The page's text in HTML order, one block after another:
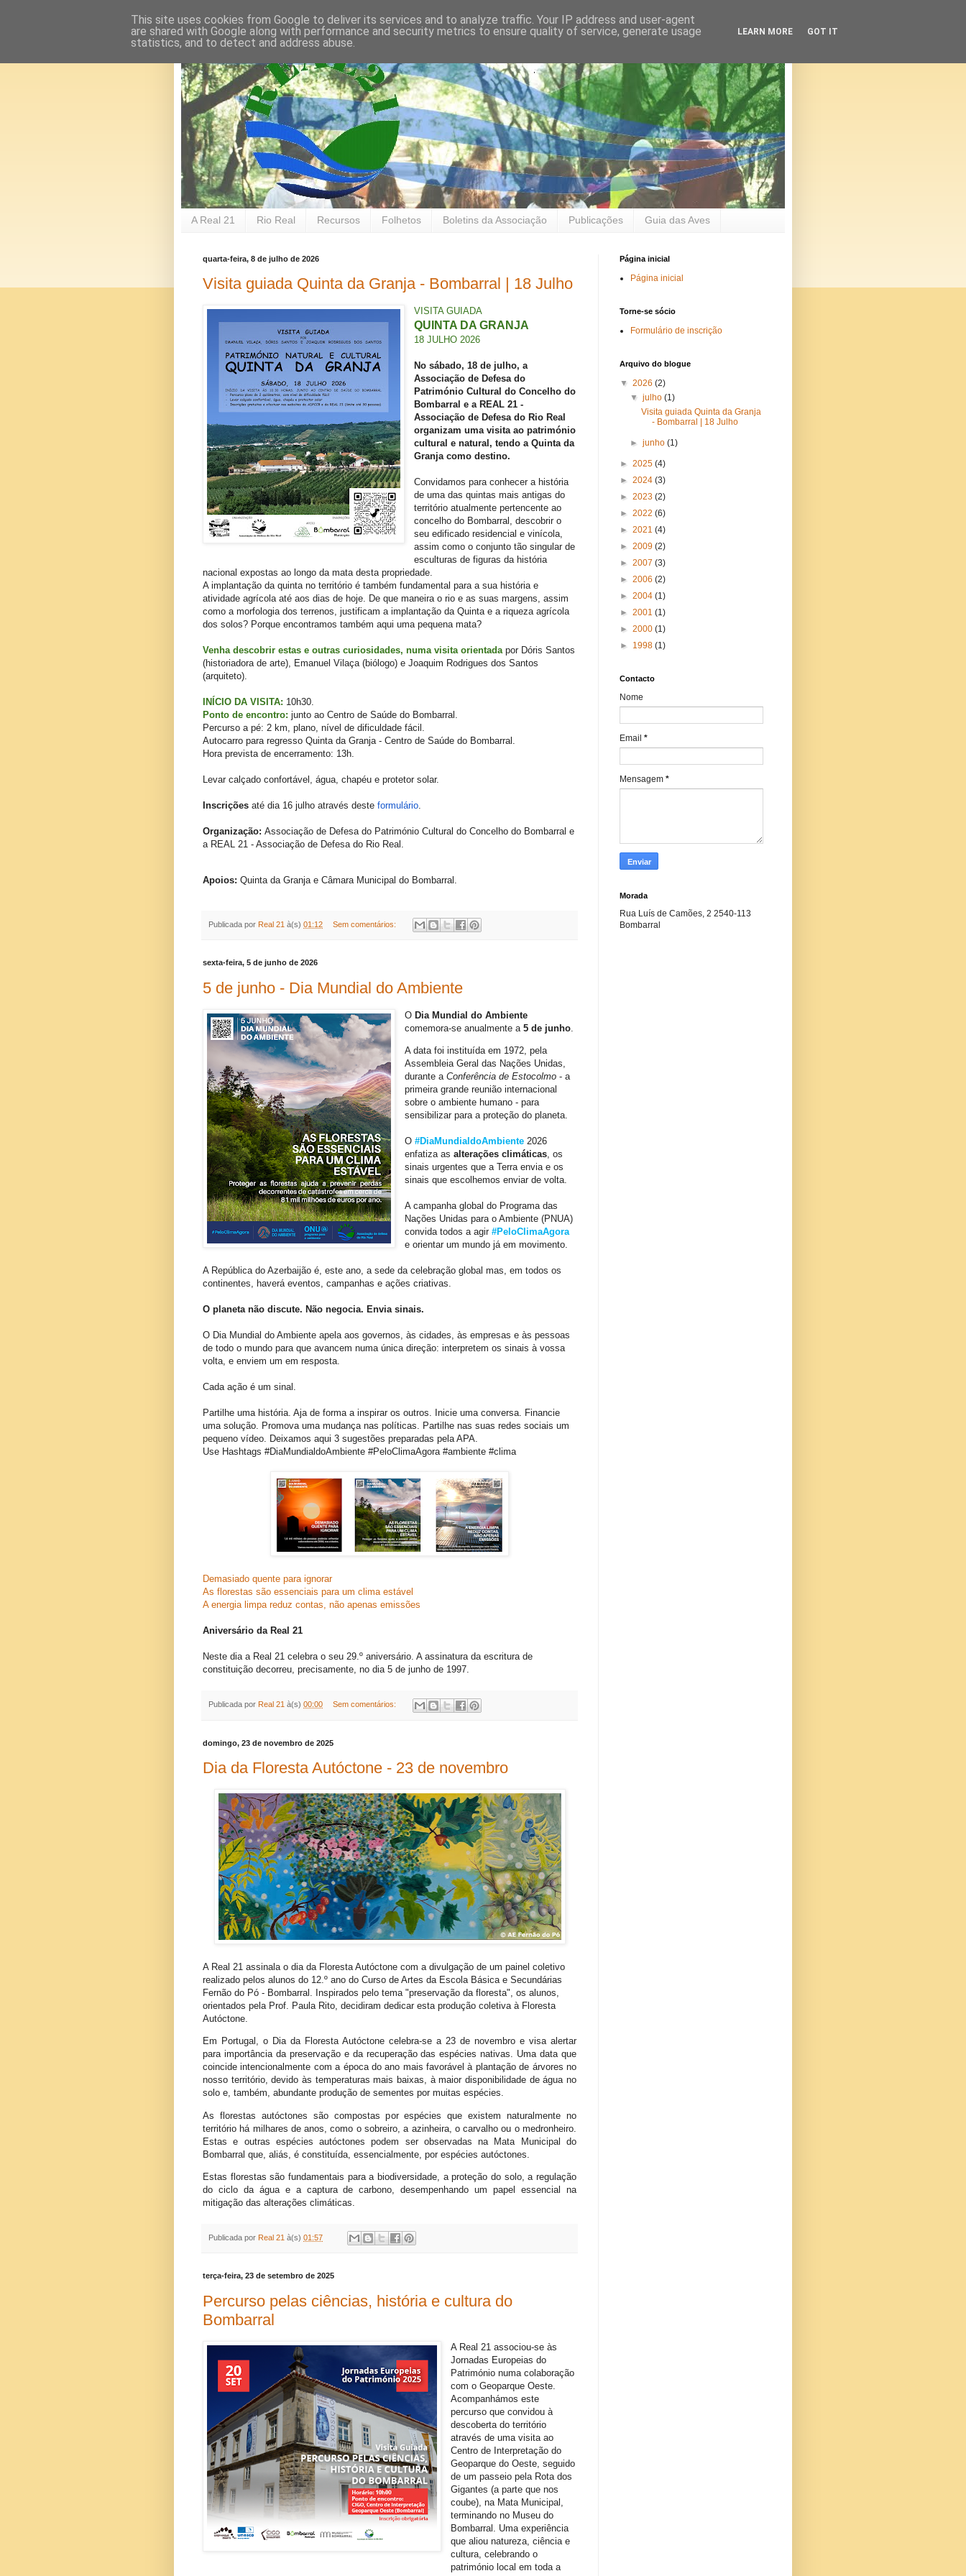
A Real 21 Rio Real Recursos Folhetos Boletins da Associação Publicações Guia das Aves
quarta-feira, 8 de julho de 2026
Visita guiada Quinta da Granja - Bombarral | 18 Julho
VISITA GUIADA
QUINTA DA GRANJA
18 JULHO 2026
No sábado, 18 de julho, a
Associação de Defesa do
Património Cultural do Concelho do
Bombarral e a REAL 21 -
Associação de Defesa do Rio Real
organizam uma visita ao património
cultural e natural, tendo a Quinta da
Granja como destino.
Convidamos para conhecer a história
de uma das quintas mais antigas do
território atualmente pertencente ao
concelho do Bombarral, descobrir o
seu edificado residencial e vinícola,
assim como o conjunto tão singular de
esculturas de figuras da história
nacional expostas ao longo da mata desta propriedade.
A implantação da quinta no território é também fundamental para a sua história e
atividade agrícola até aos dias de hoje. De que maneira o rio e as suas margens, assim
como a morfologia dos terrenos, justificam a implantação da Quinta e a riqueza agrícola
dos solos? Porque encontramos também aqui uma pequena mata?
Venha descobrir estas e outras curiosidades, numa visita orientadapor Dóris Santos
(historiadora de arte), Emanuel Vilaça (biólogo) e Joaquim Rodrigues dos Santos
(arquiteto).
INÍCIO DA VISITA: 10h30.
Ponto de encontro: junto ao Centro de Saúde do Bombarral.
Percurso a pé: 2 km, plano, nível de dificuldade fácil.
Autocarro para regresso Quinta da Granja - Centro de Saúde do Bombarral.
Hora prevista de encerramento: 13h.
Levar calçado confortável, água, chapéu e protetor solar.
Inscrições até dia 16 julho através deste formulário.
Organização: Associação de Defesa do Património Cultural do Concelho do Bombarral e
a REAL 21 - Associação de Defesa do Rio Real.
Apoios: Quinta da Granja e Câmara Municipal do Bombarral.
Publicada por Real 21 à(s) 01:12 Sem comentários:
sexta-feira, 5 de junho de 2026
5 de junho - Dia Mundial do Ambiente
O Dia Mundial do Ambiente
comemora-se anualmente a 5 de junho
A data foi instituída em 1972, pela
Assembleia Geral das Nações Unidas,
durante aConferência de Estocolmo - a
primeira grande reunião internacional
sobre o ambiente humano - para
sensibilizar para a proteção do planeta.
O#DiaMundialdoAmbiente 2026
enfatiza asalterações climáticas, os
sinais urgentes que a Terra envia e os
sinais que escolhemos enviar de volta.
A campanha global do Programa das
Nações Unidas para o Ambiente (PNUA)
convida todos a agir#PeloClimaAgora
e orientar um mundo já em movimento.
A República do Azerbaijão é, este ano, a sede da celebração global mas, em todos os
continentes, haverá eventos, campanhas e ações criativas.
O planeta não discute. Não negocia. Envia sinais.
O Dia Mundial do Ambiente apela aos governos, às cidades, às empresas e às pessoas
de todo o mundo para que avancem numa única direção: interpretem os sinais à vossa
volta, e enviem um em resposta.
Cada ação é um sinal.
Partilhe uma história. Aja de forma a inspirar os outros. Inicie uma conversa. Financie
uma solução. Promova uma mudança nas políticas. Partilhe nas suas redes sociais um
pequeno vídeo. Deixamos aqui 3 sugestões preparadas pela APA.
Use Hashtags #DiaMundialdoAmbiente #PeloClimaAgora #ambiente #clima
Demasiado quente para ignorar
As florestas são essenciais para um clima estável
A energia limpa reduz contas, não apenas emissões
Aniversário da Real 21
Neste dia a Real 21 celebra o seu 29.º aniversário. A assinatura da escritura de
constituição decorreu, precisamente, no dia 5 de junho de 1997.
Publicada por Real 21 à(s) 00:00 Sem comentários:
domingo, 23 de novembro de 2025
Dia da Floresta Autóctone - 23 de novembro
A Real 21 assinala o dia da Floresta Autóctone com a divulgação de um painel coletivo
realizado pelos alunos do 12.º ano do Curso de Artes da Escola Básica e Secundárias
Fernão do Pó - Bombarral. Inspirados pelo tema "preservação da floresta", os alunos,
orientados pela Prof. Paula Rito, decidiram dedicar esta produção coletiva à Floresta
Autóctone.
Em Portugal, o Dia da Floresta Autóctone celebra-se a 23 de novembro e visa alertar
para importância da preservação e da recuperação das espécies nativas. Uma data que
coincide intencionalmente com a época do ano mais favorável à plantação de árvores no
nosso território, devido às temperaturas mais baixas, à maior disponibilidade de água no
solo e, também, abundante produção de sementes por muitas espécies.
As florestas autóctones são compostas por espécies que existem naturalmente no
território há milhares de anos, como o sobreiro, a azinheira, o carvalho ou o medronheiro.
Estas e outras espécies autóctones podem ser observadas na Mata Municipal do
Bombarral que, aliás, é constituída, essencialmente, por espécies autóctones.
Estas florestas são fundamentais para a biodiversidade, a proteção do solo, a regulação
do ciclo da água e a captura de carbono, desempenhando um papel essencial na
mitigação das alterações climáticas.
Publicada por Real 21 à(s) 01:57
terça-feira, 23 de setembro de 2025
Percurso pelas ciências, história e cultura do
Bombarral
A Real 21 associou-se às
Jornadas Europeias do
Património numa colaboração
com o Geoparque Oeste.
Acompanhámos este
percurso que convidou à
descoberta do território
através de uma visita ao
Centro de Interpretação do
Geoparque do Oeste, seguido
de um passeio pela Rota dos
Gigantes (a parte que nos
coube), na Mata Municipal,
terminando no Museu do
Bombarral. Uma experiência
que aliou natureza, ciência e
cultura, celebrando o
património local em toda a
Página inicial
Página inicial
Torne-se sócio
Formulário de inscrição
Arquivo do blogue
▼ 2026 (2)
▼julho(1)
Visita guiada Quinta da Granja
- Bombarral | 18 Julho
►junho(1)
► 2025 (4)
► 2024 (3)
► 2023 (2)
► 2022 (6)
► 2021 (4)
► 2009 (2)
► 2007 (3)
► 2006 (2)
► 2004 (1)
► 2001 (1)
► 2000 (1)
► 1998 (1)
Contacto
Nome
Email *
Mensagem *
Morada
Rua Luís de Camões, 2 2540-113
Bombarral
This site uses cookies from Google to deliver its services and to analyze traffic. Your IP address and user-agent
are shared with Google along with performance and security metrics to ensure quality of service, generate usage
statistics, and to detect and address abuse.
LEARN MORE GOT IT